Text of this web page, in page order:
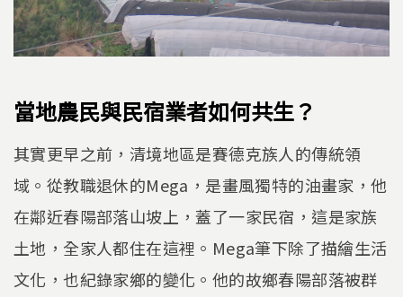
當地農民與民宿業者如何共生？
其實更早之前，清境地區是賽德克族人的傳統領
域。從教職退休的Mega，是畫風獨特的油畫家，他
在鄰近春陽部落山坡上，蓋了一家民宿，這是家族
土地，全家人都住在這裡。Mega筆下除了描繪生活
文化，也紀錄家鄉的變化。他的故鄉春陽部落被群